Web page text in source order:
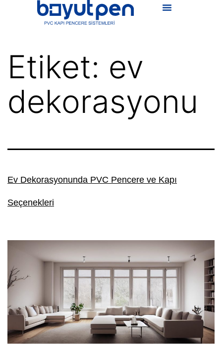
Etiket: ev
dekorasyonu
Ev Dekorasyonunda PVC Pencere ve Kapı
Seçenekleri